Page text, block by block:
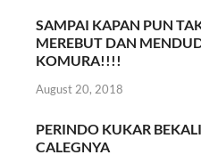
SAMPAI KAPAN PUN
MEREBUT DAN
KOMURA!!!!
August 20, 2018
PERINDO KUKAR
CALEGNYA